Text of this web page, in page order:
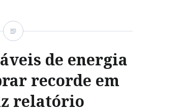
de energia
recorde em
relatório